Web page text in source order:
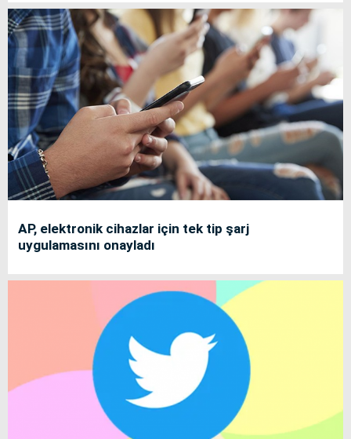
AP, elektronik cihazlar için tek tip şarj
uygulamasını onayladı